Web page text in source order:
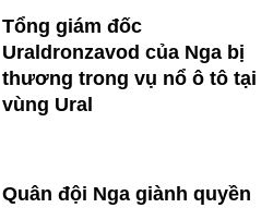
Tổng giám đốc
Uraldronzavod của Nga bị
thương trong vụ nổ ô tô tại
vùng Ural
Quân đội Nga giành quyền